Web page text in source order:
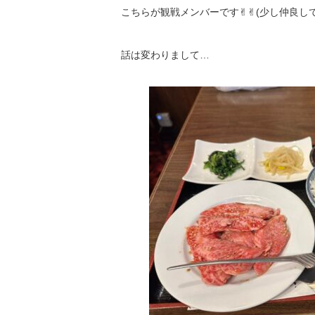
こちらが観戦メンバーです✌︎✌︎(少し仲良し
話は変わりまして…